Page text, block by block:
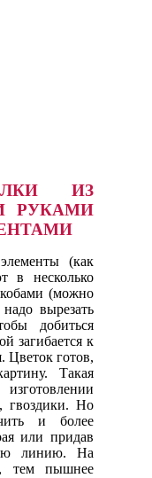
ИЗ
РУКАМИ
(как
в несколько
(можно
надо вырезать
добиться
загибается к
Цветок готов,
Такая
гвоздики. Но
и более
или придав
линию. На
тем пышнее